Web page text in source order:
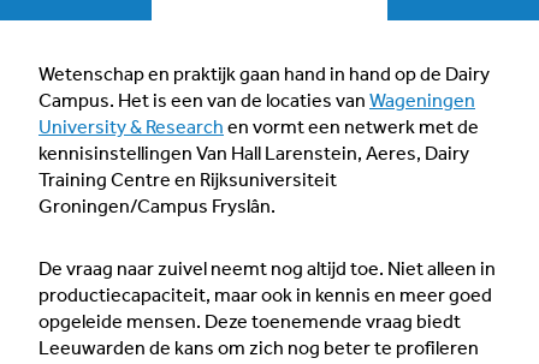
Wetenschap en praktijk gaan hand in hand op de Dairy
Campus. Het is een van de locaties van Wageningen
University & Research en vormt een netwerk met de
kennisinstellingen Van Hall Larenstein, Aeres, Dairy
Training Centre en Rijksuniversiteit
Groningen/Campus Fryslân.
De vraag naar zuivel neemt nog altijd toe. Niet alleen in
productiecapaciteit, maar ook in kennis en meer goed
opgeleide mensen. Deze toenemende vraag biedt
Leeuwarden de kans om zich nog beter te profileren